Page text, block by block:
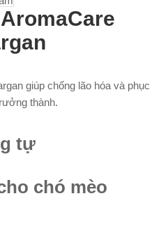
giúp chống lão hóa và phục
thành.
tự
chó mèo